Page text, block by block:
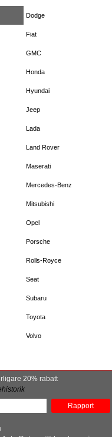
Dodge
Fiat
GMC
Honda
Hyundai
Jeep
Lada
Land Rover
Maserati
Mercedes-Benz
Mitsubishi
Opel
Porsche
Rolls-Royce
Seat
Subaru
Toyota
Volvo
20% rabatt
Rapport